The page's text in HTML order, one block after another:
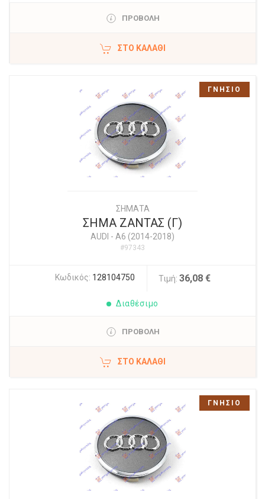
ΠΡΟΒΟΛΗ
ΣΤΟ ΚΑΛΆΘΙ
ΣΗΜΑΤΑ
ΣΗΜΑ ΖΑΝΤΑΣ (Γ)
AUDI - A6 (2014-2018)
#97343
Κωδικός: 128104750 Τιμή: 36,08 €
Διαθέσιμο
ΠΡΟΒΟΛΗ
ΣΤΟ ΚΑΛΆΘΙ
ΓΝΗΣΙΟ
ΓΝΗΣΙΟ